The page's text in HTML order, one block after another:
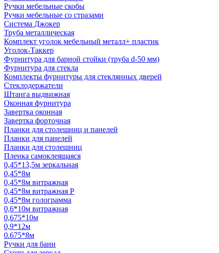
Ручки мебельные скобы
Ручки мебельные со стразами
Система Джокер
Труба металлическая
Комплект уголок мебельный металл+ пластик
Уголок-Таккер
Фурнитура для барной стойки (труба d-50 мм)
Фурнитура для стекла
Комплекты фурнитуры для стеклянных дверей
Стеклодержатели
Штанга выдвижная
Оконная фурнитура
Завертка оконная
Завертка форточная
Планки для столешниц и панелей
Планки для панелей
Планки для столешниц
Пленка самоклеящаяся
0,45*13,5м зеркальная
0,45*8м
0,45*8м витражная
0,45*8м витражная Р
0,45*8м голограмма
0,6*10м витражная
0,675*10м
0,9*12м
0.675*8м
Ручки для бани